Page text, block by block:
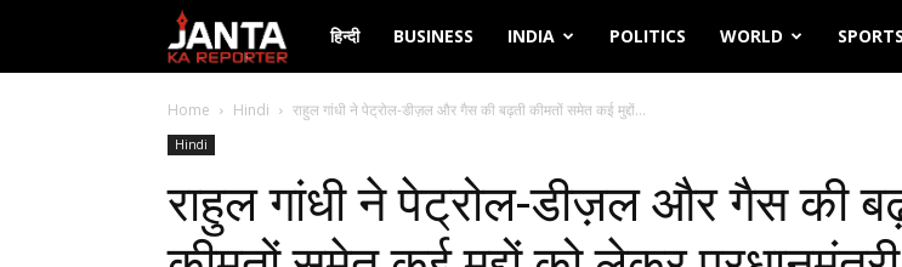
Janta
Ka
Reporter
हिन्दी BUSINESS INDIA POLITICS WORLD SPORTS
Home Hindi राहुल गांधी ने पेट्रोल-डीज़ल और गैस की बढ़ती कीमतों समेत कई मुद्दों...
Hindi
राहुल गांधी ने पेट्रोल-डीज़ल और गैस की